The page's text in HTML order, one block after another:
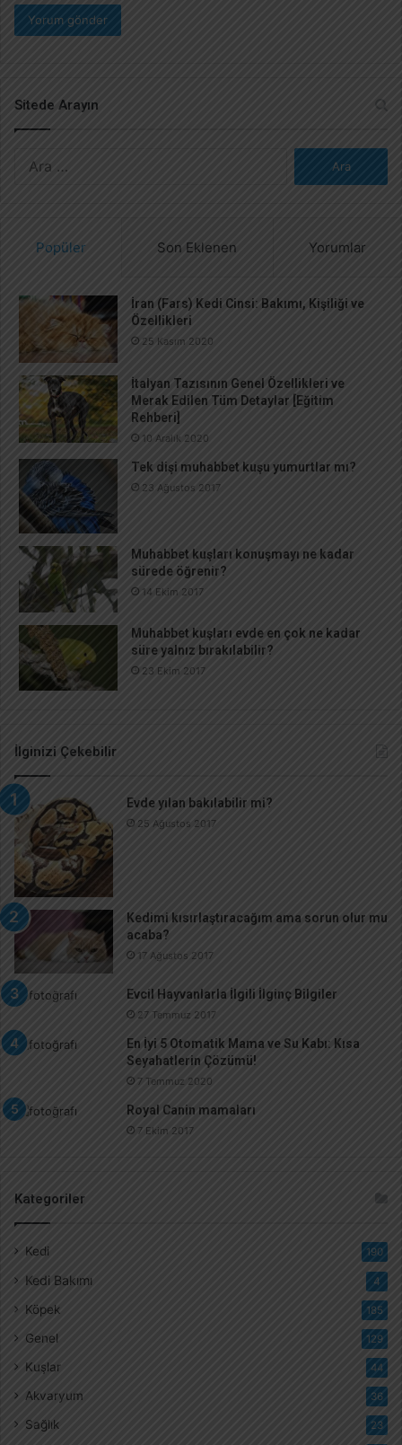
Sitede Arayın
Popüler Son Eklenen Yorumlar
İran (Fars) Kedi Cinsi: Bakımı, Kişiliği ve
Özellikleri
25 Kasım 2020
İtalyan Tazısının Genel Özellikleri ve
Merak Edilen Tüm Detaylar [Eğitim
Rehberi]
10 Aralık 2020
Tek dişi muhabbet kuşu yumurtlar mı?
23 Ağustos 2017
Muhabbet kuşları konuşmayı ne kadar
sürede öğrenir?
14 Ekim 2017
Muhabbet kuşları evde en çok ne kadar
süre yalnız bırakılabilir?
23 Ekim 2017
İlginizi Çekebilir
Evde yılan bakılabilir mi?
25 Ağustos 2017
Kedimi kısırlaştıracağım ama sorun olur mu
acaba?
17 Ağustos 2017
Evcil Hayvanlarla İlgili İlginç Bilgiler
27 Temmuz 2017
En İyi 5 Otomatik Mama ve Su Kabı: Kısa
Seyahatlerin Çözümü!
7 Temmuz 2020
Royal Canin mamaları
7 Ekim 2017
Kategoriler
Kedi 190
Kedi Bakımı 4
Köpek 185
Genel 129
Kuşlar 44
Akvaryum 36
Sağlık 23